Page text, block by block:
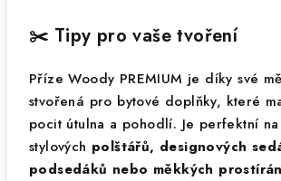
✂️ Tipy pro vaše tvoření
Příze Woody PREMIUM je díky své
stvořená pro bytové doplňky, které
pocit útulna a pohodlí. Je perfektní
stylových polštářů, designových
podsedáků nebo měkkých